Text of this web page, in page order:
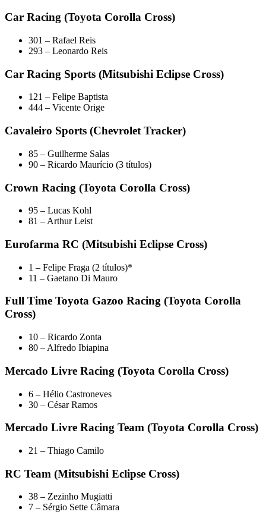
Car Racing (Toyota Corolla Cross)
301 – Rafael Reis
293 – Leonardo Reis
Car Racing Sports (Mitsubishi Eclipse Cross)
121 – Felipe Baptista
444 – Vicente Orige
Cavaleiro Sports (Chevrolet Tracker)
85 – Guilherme Salas
90 – Ricardo Maurício (3 títulos)
Crown Racing (Toyota Corolla Cross)
95 – Lucas Kohl
81 – Arthur Leist
Eurofarma RC (Mitsubishi Eclipse Cross)
1 – Felipe Fraga (2 títulos)*
11 – Gaetano Di Mauro
Full Time Toyota Gazoo Racing (Toyota Corolla
Cross)
10 – Ricardo Zonta
80 – Alfredo Ibiapina
Mercado Livre Racing (Toyota Corolla Cross)
6 – Hélio Castroneves
30 – César Ramos
Mercado Livre Racing Team (Toyota Corolla Cross)
21 – Thiago Camilo
RC Team (Mitsubishi Eclipse Cross)
38 – Zezinho Mugiatti
7 – Sérgio Sette Câmara